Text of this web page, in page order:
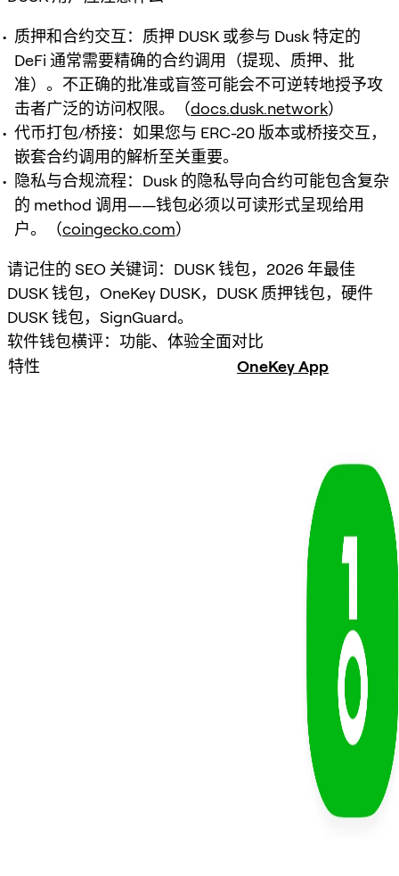
质押和合约交互：质押 DUSK 或参与 Dusk 特定的
DeFi 通常需要精确的合约调用（提现、质押、批
准）。不正确的批准或盲签可能会不可逆转地授予攻
击者广泛的访问权限。（docs.dusk.network）
代币打包/桥接：如果您与 ERC-20 版本或桥接交互，
嵌套合约调用的解析至关重要。
隐私与合规流程：Dusk 的隐私导向合约可能包含复杂
的 method 调用——钱包必须以可读形式呈现给用
户。（coingecko.com）
请记住的 SEO 关键词：DUSK 钱包，2026 年最佳
DUSK 钱包，OneKey DUSK，DUSK 质押钱包，硬件
DUSK 钱包，SignGuard。
软件钱包横评：功能、体验全面对比
特性
OneKey App